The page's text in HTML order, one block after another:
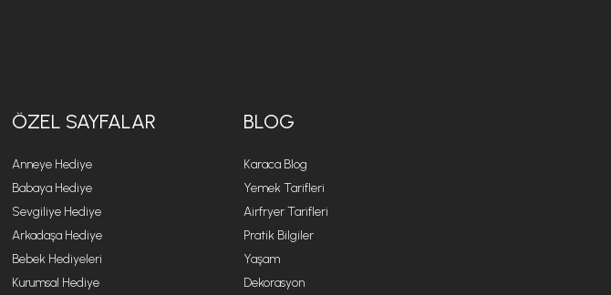
ÖZEL SAYFALAR
Anneye Hediye
Babaya Hediye
Sevgiliye Hediye
Arkadaşa Hediye
Bebek Hediyeleri
Kurumsal Hediye
BLOG
Karaca Blog
Yemek Tarifleri
Airfryer Tarifleri
Pratik Bilgiler
Yaşam
Dekorasyon